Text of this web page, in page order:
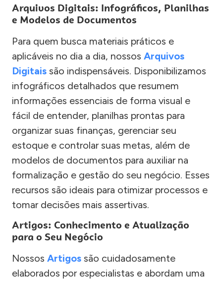
Arquivos Digitais: Infográficos, Planilhas
e Modelos de Documentos
Para quem busca materiais práticos e
aplicáveis no dia a dia, nossos Arquivos
Digitais são indispensáveis. Disponibilizamos
infográficos detalhados que resumem
informações essenciais de forma visual e
fácil de entender, planilhas prontas para
organizar suas finanças, gerenciar seu
estoque e controlar suas metas, além de
modelos de documentos para auxiliar na
formalização e gestão do seu negócio. Esses
recursos são ideais para otimizar processos e
tomar decisões mais assertivas.
Artigos: Conhecimento e Atualização
para o Seu Negócio
Nossos Artigos são cuidadosamente
elaborados por especialistas e abordam uma